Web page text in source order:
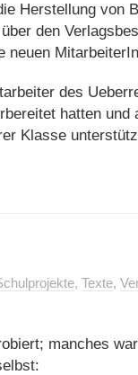
Herstellung von
den
neuen
des
hatten und
Klasse
, Texte,
manches